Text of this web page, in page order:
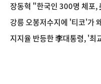
장동혁 "한국인 300명 체포
강릉 오봉저수지에 '티코'가
지지율 반등한 李대통령, '최